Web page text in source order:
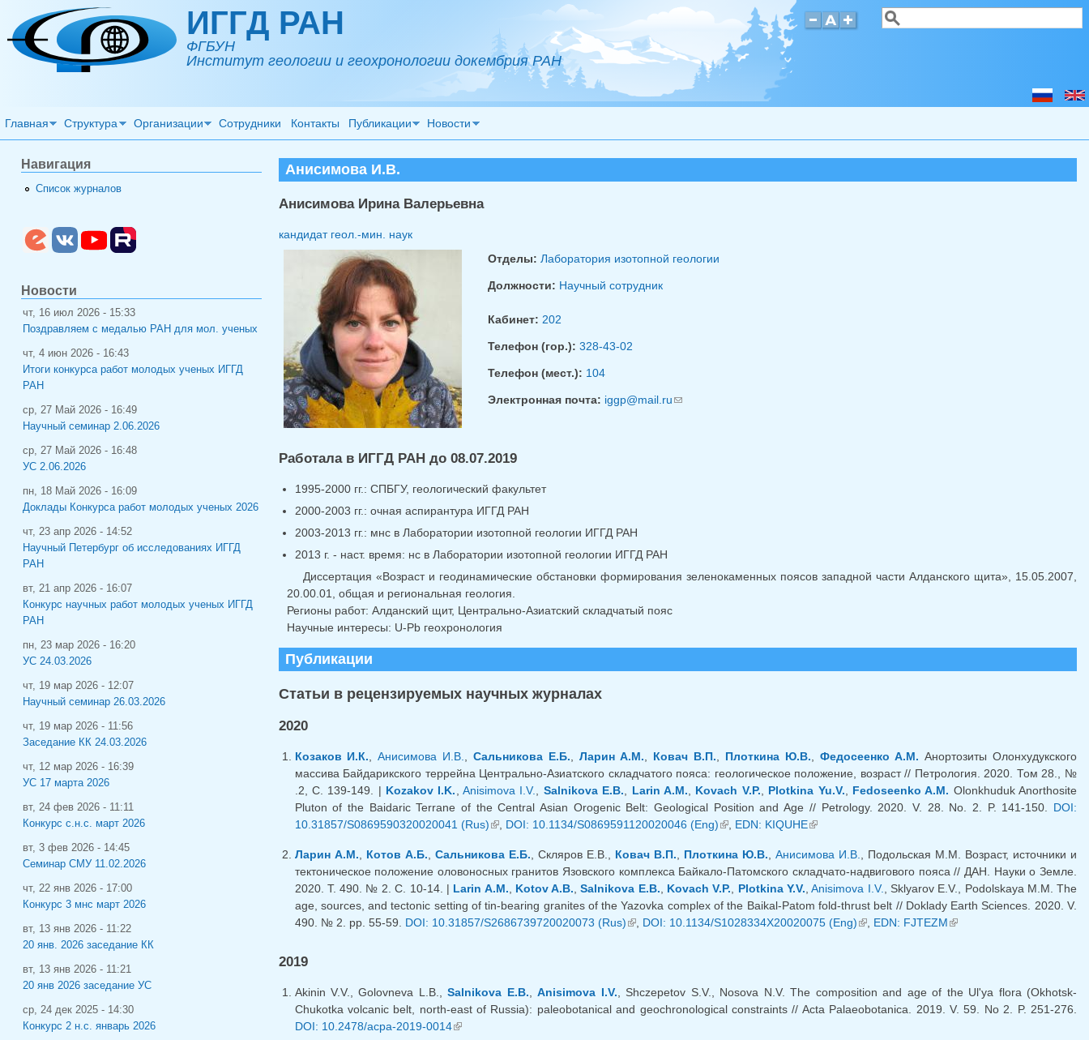
Перейти к основному содержанию ИГГД РАН
ФГБУН
Институт геологии и геохронологии докембрия РАН
Форма поиска
Поиск
Главная Структура Организации Сотрудники Контакты Публикации Новости
Анисимова И.В.
Анисимова Ирина Валерьевна
кандидат геол.-мин. наук
Отделы: Лаборатория изотопной геологии
Должности: Научный сотрудник
Кабинет: 202
Телефон (гор.): 328-43-02
Телефон (мест.): 104
Электронная почта: iggp@mail.ru(ссылка для отправки email)
Работала в ИГГД РАН до 08.07.2019
1995-2000 гг.: СПБГУ, геологический факультет
2000-2003 гг.: очная аспирантура ИГГД РАН
2003-2013 гг.: мнс в Лаборатории изотопной геологии ИГГД РАН
2013 г. - наст. время: нс в Лаборатории изотопной геологии ИГГД РАН
Диссертация «Возраст и геодинамические обстановки формирования зеленокаменных поясов западной части Алданского щита», 15.05.2007,
20.00.01, общая и региональная геология.
Регионы работ: Алданский щит, Центрально-Азиатский складчатый пояс
Научные интересы: U-Pb геохронология
Публикации
Статьи в рецензируемых научных журналах
2020
Козаков И.К.,Анисимова И.В., Сальникова Е.Б., Ларин А.М., Ковач В.П., Плоткина Ю.В., Федосеенко А.М. Анортозиты Олонхудукского
массива Байдарикского террейна Центрально-Азиатского складчатого пояса: геологическое положение, возраст // Петрология. 2020. Том 28., №
.2, С. 139-149. | Kozakov I.K., Anisimova I.V., Salnikova E.B., Larin A.M., Kovach V.P., Plotkina Yu.V., Fedoseenko A.M. Olonkhuduk Anorthosite
Pluton of the Baidaric Terrane of the Central Asian Orogenic Belt: Geological Position and Age // Petrology. 2020. V. 28. No. 2. P. 141-150. DOI:
10.31857/S0869590320020041 (Rus)(внешняя ссылка)
, DOI: 10.1134/S0869591120020046 (Eng)(внешняя ссылка)
, EDN: KIQUHE(внешняя ссылка)
Ларин А.М., Котов А.Б., Сальникова Е.Б., Скляров Е.В., Ковач В.П., Плоткина Ю.В., Анисимова И.В., Подольская М.М. Возраст, источники и
тектоническое положение оловоносных гранитов Язовского комплекса Байкало-Патомского складчато-надвигового пояса // ДАН. Науки о Земле.
2020. Т. 490. № 2. С. 10-14. | Larin A.M., Kotov A.B.,Salnikova E.B., Kovach V.P., Plotkina Y.V.,Anisimova I.V., Sklyarov E.V., Podolskaya M.M. The
age, sources, and tectonic setting of tin-bearing granites of the Yazovka complex of the Baikal-Patom fold-thrust belt // Doklady Earth Sciences. 2020. V.
490. № 2. pp. 55-59. DOI: 10.31857/S2686739720020073 (Rus)(внешняя ссылка)
, DOI: 10.1134/S1028334X20020075 (Eng)(внешняя ссылка)
, EDN: FJTEZM(внешняя ссылка)
2019
Akinin V.V., Golovneva L.B.,Salnikova E.B. ,Anisimova I.V. , Shczepetov S.V., Nosova N.V. The composition and age of the Ul'ya flora (Okhotsk-
Chukotka volcanic belt, north-east of Russia): paleobotanical and geochronological constraints // Acta Palaeobotanica. 2019. V. 59. No 2. P. 251-276.
DOI: 10.2478/acpa-2019-0014(внешняя ссылка)
Навигация
Список журналов
Новости
чт, 16 июл 2026 - 15:33
Поздравляем с медалью РАН для мол. ученых
чт, 4 июн 2026 - 16:43
Итоги конкурса работ молодых ученых ИГГД
РАН
ср, 27 Май 2026 - 16:49
Научный семинар 2.06.2026
ср, 27 Май 2026 - 16:48
УС 2.06.2026
пн, 18 Май 2026 - 16:09
Доклады Конкурса работ молодых ученых 2026
чт, 23 апр 2026 - 14:52
Научный Петербург об исследованиях ИГГД
РАН
вт, 21 апр 2026 - 16:07
Конкурс научных работ молодых ученых ИГГД
РАН
пн, 23 мар 2026 - 16:20
УС 24.03.2026
чт, 19 мар 2026 - 12:07
Научный семинар 26.03.2026
чт, 19 мар 2026 - 11:56
Заседание КК 24.03.2026
чт, 12 мар 2026 - 16:39
УС 17 марта 2026
вт, 24 фев 2026 - 11:11
Конкурс с.н.с. март 2026
вт, 3 фев 2026 - 14:45
Семинар СМУ 11.02.2026
чт, 22 янв 2026 - 17:00
Конкурс 3 мнс март 2026
вт, 13 янв 2026 - 11:22
20 янв. 2026 заседание КК
вт, 13 янв 2026 - 11:21
20 янв 2026 заседание УС
ср, 24 дек 2025 - 14:30
Конкурс 2 н.с. январь 2026